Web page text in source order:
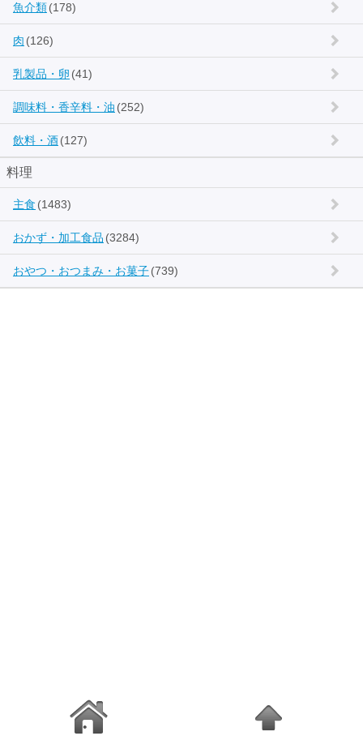
魚介類(178)
肉 (126)
乳製品・卵 (41)
調味料・香辛料・油 (252)
飲料・酒(127)
料理
主食 (1483)
おかず・加工食品 (3284)
おやつ・おつまみ・お菓子(739)